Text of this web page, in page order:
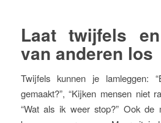
Laat twijfels
van anderen los
Twijfels kunnen je lamleggen:
gemaakt?”, “Kijken mensen niet
“Wat als ik weer stop?” Ook de